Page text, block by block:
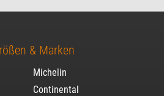
& Marken
Michelin
Continental